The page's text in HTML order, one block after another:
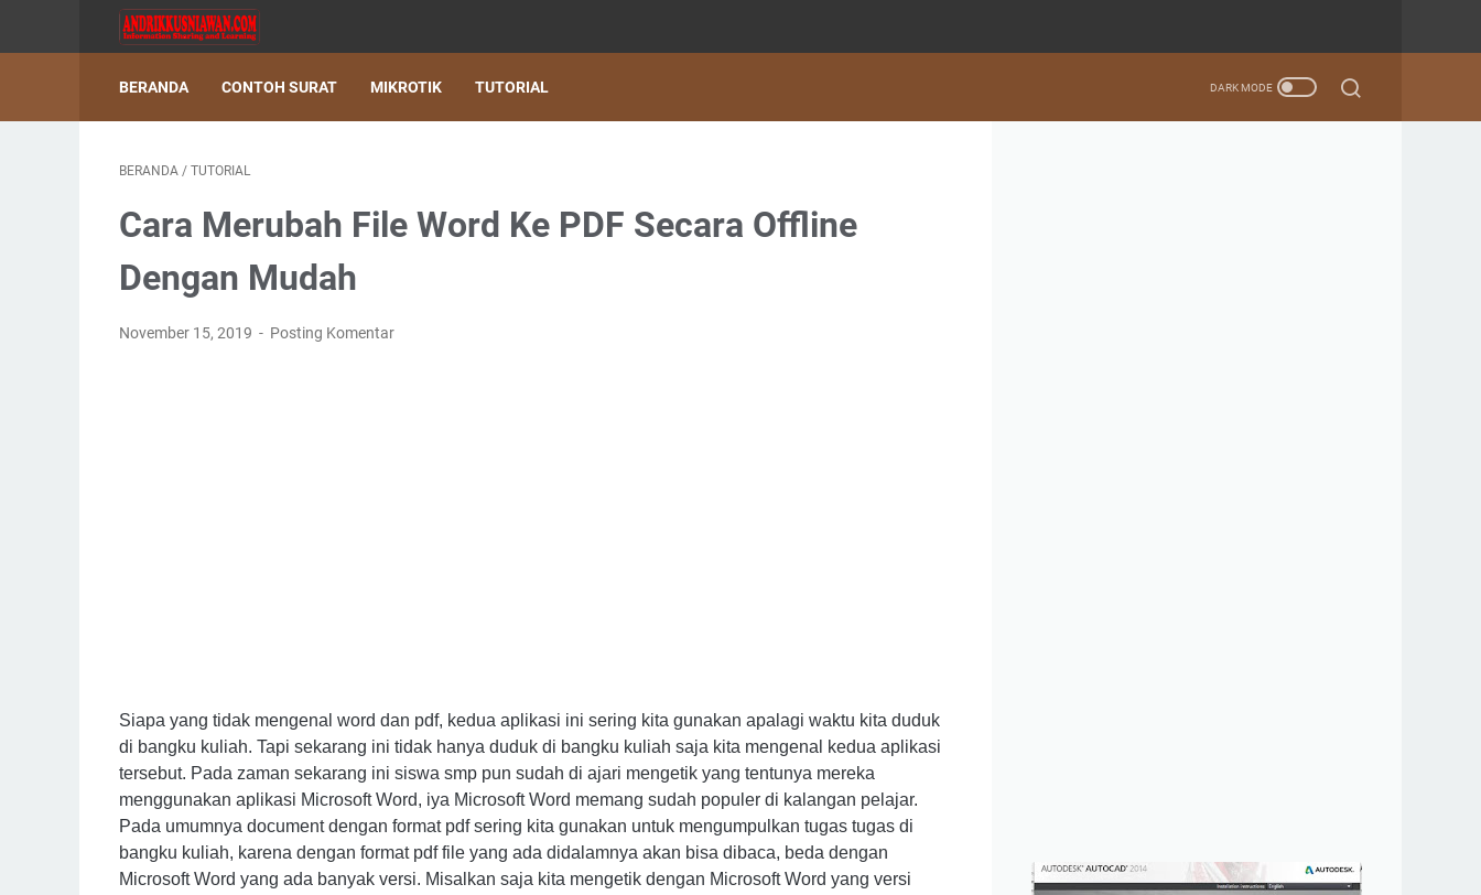
BERANDA CONTOH SURAT MIKROTIK TUTORIAL
BERANDA / TUTORIAL
Cara Merubah File Word Ke PDF Secara Offline
Dengan Mudah
November 15, 2019 Posting Komentar
Siapa yang tidak mengenal word dan pdf, kedua aplikasi ini sering kita gunakan apalagi waktu kita duduk
di bangku kuliah. Tapi sekarang ini tidak hanya duduk di bangku kuliah saja kita mengenal kedua aplikasi
tersebut. Pada zaman sekarang ini siswa smp pun sudah di ajari mengetik yang tentunya mereka
menggunakan aplikasi Microsoft Word, iya Microsoft Word memang sudah populer di kalangan pelajar.
Pada umumnya document dengan format pdf sering kita gunakan untuk mengumpulkan tugas tugas di
bangku kuliah, karena dengan format pdf file yang ada didalamnya akan bisa dibaca, beda dengan
Microsoft Word yang ada banyak versi. Misalkan saja kita mengetik dengan Microsoft Word yang versi